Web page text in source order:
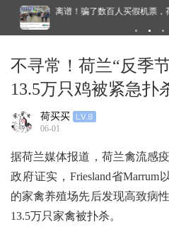
离谱！骗了数百人买假机票，荷
不寻常！荷兰“反季
13.5万只鸡被紧急扑
荷买买
06-01
据荷兰媒体报道，荷兰禽流感
政府证实，Friesland省Marrum
的家禽养殖场先后发现高致病
13.5万只家禽被扑杀。